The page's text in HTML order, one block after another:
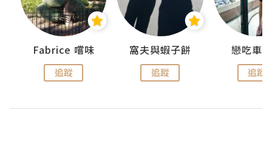
Fabrice 嚐味
追蹤
窩夫與蝦子餅
追蹤
戀吃車
追蹤